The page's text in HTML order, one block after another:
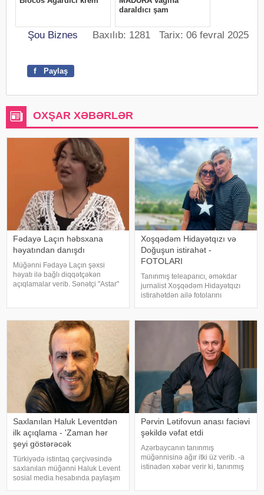
Şou Biznes Baxılıb: 1281 Tarix: 06 fevral 2025
f Paylaş
OXŞAR XƏBƏRLƏR
Fədayə Laçın həbsxana
həyatından danışdı
Müğənni Fədayə Laçın şəxsi
həyatı ilə bağlı diqqətçəkən
açıqlamalar verib. Sənətçi "Astar"
xəyanət etdikdən sonra
Xoşqədəm Hidayətqızı və
Doğuşun istirahət -
FOTOLARI
Tanınmış teleaparıcı, əməkdar
jurnalist Xoşqədəm Hidayətqızı
istirahətdən ailə fotolarını
başlığını yazıb. Fotolar böyük
maraqla qarşılanıb. Həmi
Saxlanılan Haluk Leventdən
ilk açıqlama - 'Zaman hər
şeyi göstərəcək
Türkiyədə istintaq çərçivəsində
saxlanılan müğənni Haluk Levent
sosial media hesabında paylaşım
Pərvin Lətifovun anası faciəvi
şəkildə vəfat etdi
Azərbaycanın tanınmış
müğənnisinə ağır itki üz verib. -a
istinadən xəbər verir ki, tanınmış